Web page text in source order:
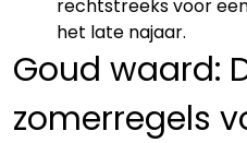
rechtstreeks voor
het late najaar.
Goud waard:
zomerregels